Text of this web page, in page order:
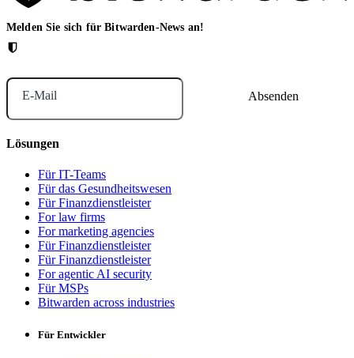
Melden Sie sich für Bitwarden-News an!
E-Mail
Lösungen
Für IT-Teams
Für das Gesundheitswesen
Für Finanzdienstleister
For law firms
For marketing agencies
Für Finanzdienstleister
Für Finanzdienstleister
For agentic AI security
Für MSPs
Bitwarden across industries
Für Entwickler